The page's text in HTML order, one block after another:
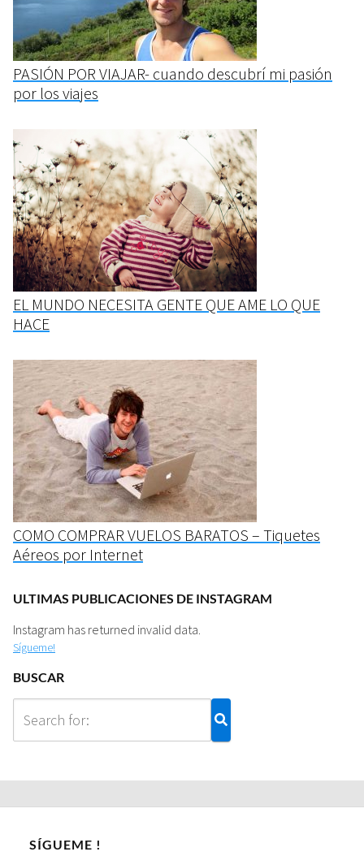
PASIÓN POR VIAJAR- cuando descubrí mi pasión
por los viajes
EL MUNDO NECESITA GENTE QUE AME LO QUE
HACE
COMO COMPRAR VUELOS BARATOS – Tiquetes
Aéreos por Internet
ULTIMAS PUBLICACIONES DE INSTAGRAM
Instagram has returned invalid data.
Sígueme!
BUSCAR
SÍGUEME !